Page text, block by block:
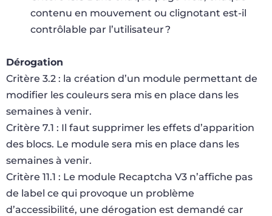
contenu en mouvement ou clignotant est-il
contrôlable par l’utilisateur ?
Dérogation
Critère 3.2 : la création d’un module permettant de
modifier les couleurs sera mis en place dans les
semaines à venir.
Critère 7.1 : Il faut supprimer les effets d’apparition
des blocs. Le module sera mis en place dans les
semaines à venir.
Critère 11.1 : Le module Recaptcha V3 n’affiche pas
de label ce qui provoque un problème
d’accessibilité, une dérogation est demandé car